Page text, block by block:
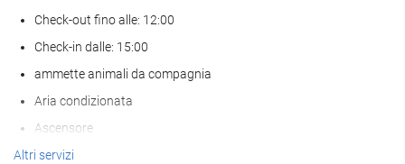
Check-out fino alle: 12:00
Check-in dalle: 15:00
ammette animali da compagnia
Aria condizionata
Ascensore
Accesso persone con mobilità ridotta
Altri servizi